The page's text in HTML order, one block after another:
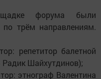
форума были
по трём направлениям.
репетитор балетной
Шайхутдинов);
этнограф Валентина